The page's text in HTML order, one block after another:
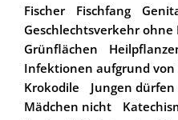
Fischer
Fischfang
Geschlechtsverkehr ohne
Grünflächen
Infektionen aufgrund von
Krokodile
Jungen dürfen
Mädchen nicht